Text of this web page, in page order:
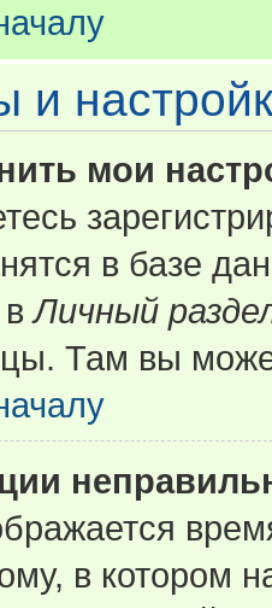
и
мои
в базе
вЛичный
Там вы
в котором